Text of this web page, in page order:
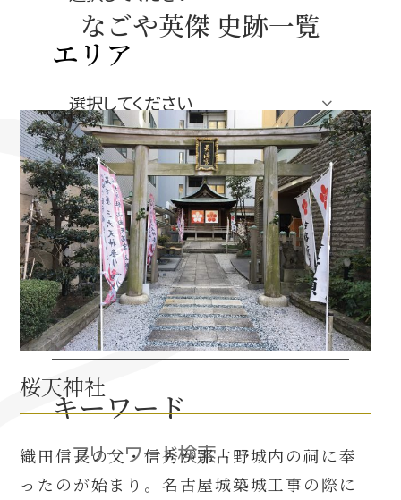
秀長グルメ・土産一覧
名古屋＜秀長＞観光モデルコース
豊臣秀吉と名古屋の関係
秀吉関連 史跡 一覧
秀吉グルメ・土産 一覧
秀吉功路
織田信長と名古屋の関係
信長グルメ・土産一覧
エリア
ジャンル
キーワード
なごや英傑 史跡一覧
桜天神社
織田信長の父・信秀が那古野城内の祠に奉
ったのが始まり。名古屋城築城工事の際に